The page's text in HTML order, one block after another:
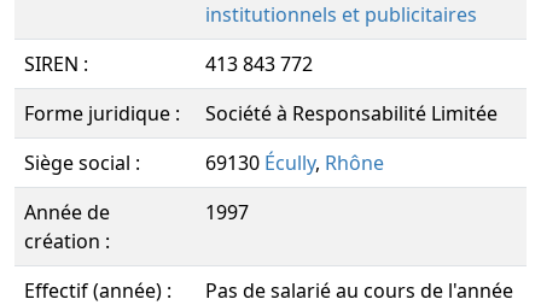
institutionnels et publicitaires
SIREN :
413 843 772
Forme juridique :
Société à Responsabilité Limitée
Siège social :
69130 Écully, Rhône
Année de
création :
1997
Effectif (année) :
Pas de salarié au cours de l'année